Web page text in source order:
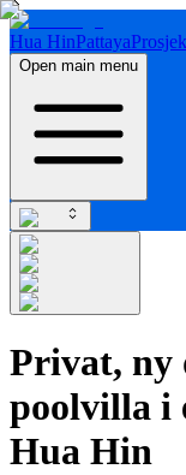
Hua HinPattaya
Open main menu
Privat, ny
poolvilla i
Hua Hin